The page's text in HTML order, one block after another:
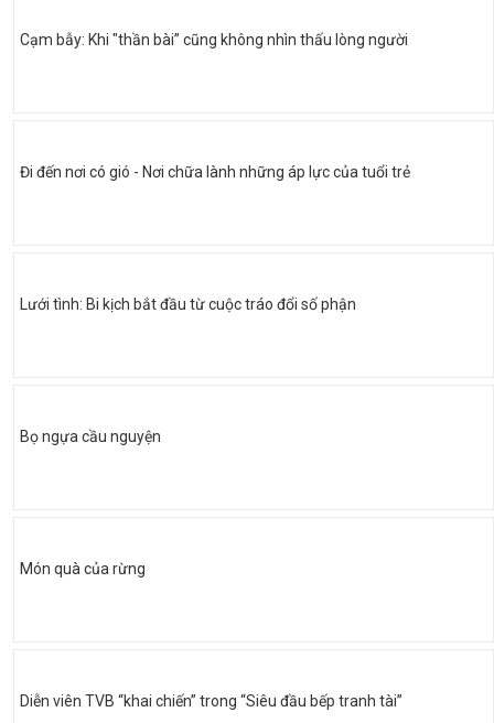
Cạm bẫy: Khi "thần bài” cũng không nhìn thấu lòng người
Đi đến nơi có gió - Nơi chữa lành những áp lực của tuổi trẻ
Lưới tình: Bi kịch bắt đầu từ cuộc tráo đổi số phận
Bọ ngựa cầu nguyện
Món quà của rừng
Diễn viên TVB “khai chiến” trong “Siêu đầu bếp tranh tài”